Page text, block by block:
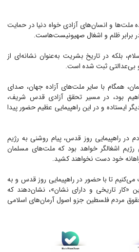
ملت‌ها و انسان‌های آزادی خواه دنیا در حمایت
ظلم و اشغال صهیونیست‌هاست.
بلکه در تاریخ بشریت به‌عنوان نشانه‌ای از
و بی‌عدالتی ثبت شده است.
همگام با سایر ملت‌های آزاده جهان، صدای
بود، در مسیر تحقق آزادی قدس شریف،
ایستاده و در این راهپیمایی عظیم حضور پیدا
در راهپیمایی روز قدس، پیام روشنی به رژیم
اشغالگر خواهد بود که ملت‌های مسلمان
خود دست نخواهند کشید.
تا با حضور در راهپیمایی روز قدس و به
«کار تاریخی و دارای نشان»، نشان‌دهند که
مردم فلسطین جزو اصول آرمان‌های اسلامی